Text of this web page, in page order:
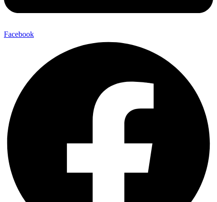
Facebook